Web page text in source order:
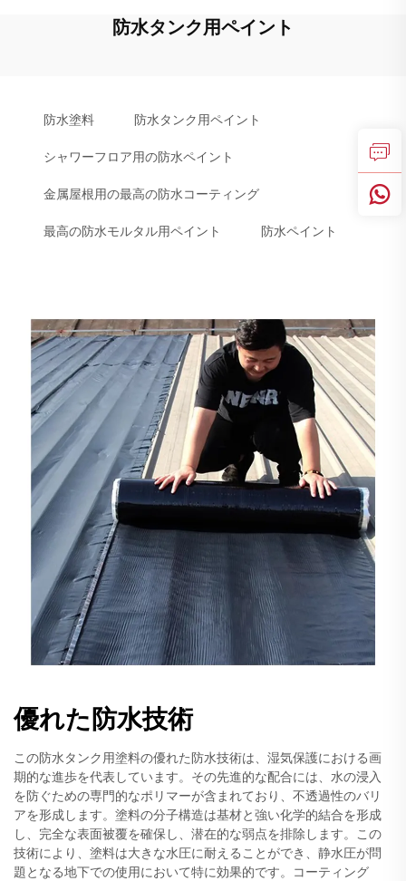
防水タンク用ペイント
防水塗料 防水タンク用ペイント
シャワーフロア用の防水ペイント
金属屋根用の最高の防水コーティング
最高の防水モルタル用ペイント 防水ペイント
優れた防水技術
この防水タンク用塗料の優れた防水技術は、湿気保護における画
期的な進歩を代表しています。その先進的な配合には、水の浸入
を防ぐための専門的なポリマーが含まれており、不透過性のバリ
アを形成します。塗料の分子構造は基材と強い化学的結合を形成
し、完全な表面被覆を確保し、潜在的な弱点を排除します。この
技術により、塗料は大きな水圧に耐えることができ、静水圧が問
題となる地下での使用において特に効果的です。コーティング